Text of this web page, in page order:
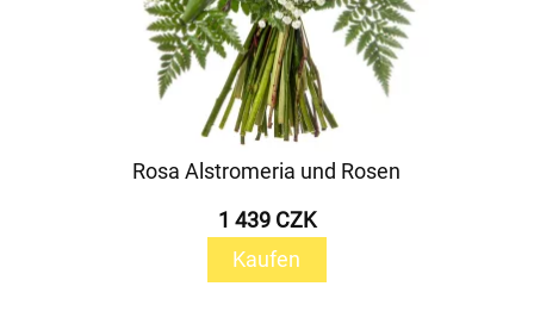
Rosa Alstromeria und Rosen
1 439 CZK
Kaufen